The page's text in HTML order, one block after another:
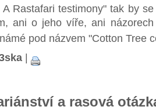
A Rastafari testimony" tak by
ani o jeho víře, ani názorech
pod názvem "Cotton Tree
|
a rasová